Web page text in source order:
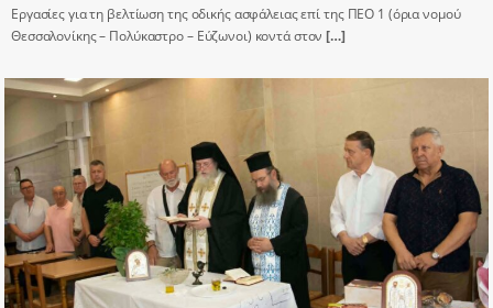
Εργασίες για τη βελτίωση της οδικής ασφάλειας επί της ΠΕΟ 1 (όρια νομού
Θεσσαλονίκης – Πολύκαστρο – Εύζωνοι) κοντά στον […]